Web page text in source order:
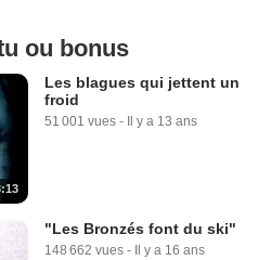
ou bonus
Les blagues qui jettent un
froid
51 001 vues - Il y a 13 ans
"Les Bronzés font du ski"
148 662 vues - Il y a 16 ans